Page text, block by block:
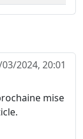
2024, 20:01
mise